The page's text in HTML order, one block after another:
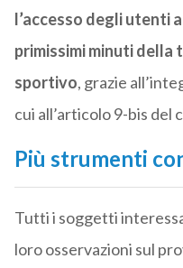
l’accesso degli utenti
primissimi minuti della
sportivo, grazie
cui all’articolo 9-bis del
Più strumenti
Tutti i soggetti
loro osservazioni sul